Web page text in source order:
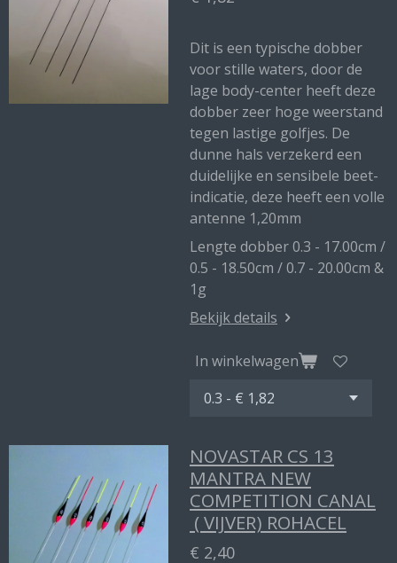
Dit is een typische dobber
voor stille waters, door de
lage body-center heeft deze
dobber zeer hoge weerstand
tegen lastige golfjes. De
dunne hals verzekerd een
duidelijke en sensibele beet-
indicatie, deze heeft een volle
antenne 1,20mm
Lengte dobber 0.3 - 17.00cm /
0.5 - 18.50cm / 0.7 - 20.00cm &
1g
Bekijk details
In winkelwagen
NOVASTAR CS 13
MANTRA NEW
COMPETITION CANAL
( VIJVER) ROHACEL
€ 2,40